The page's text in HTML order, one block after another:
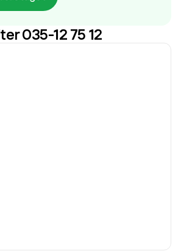
035-12 75 12